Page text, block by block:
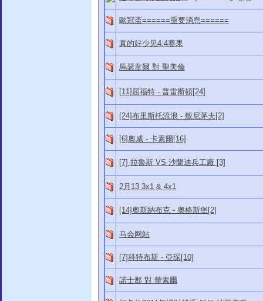
歐冠盃======重要消息======
真的好少见4:4赛果
馬瑟韋爾 對 聖美倫
[11]屈福特 - 普雷斯頓[24]
[24]布里斯托流浪 - 般尼茅夫[2]
[6]奧咸 - 卡素爾[16]
[7] 拉魯斯 VS 沙蘭迪兵工廠 [3]
2月13 3x1 & 4x1
[14]奧斯納布克 - 奧格斯堡[2]
马会网站
[7]科特布斯 - 亞琛[10]
諾士郡 對 華素爾